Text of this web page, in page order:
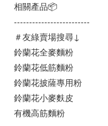
相關產品📦
-------------------------
＃友綠賣場搜尋↓
鈴蘭花全麥麵粉
鈴蘭花低筋麵粉
鈴蘭花披薩專用粉
鈴蘭花小麥麩皮
有機高筋麵粉